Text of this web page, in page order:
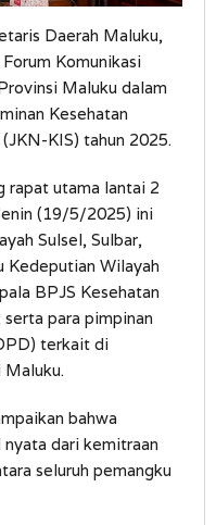
Daerah Maluku,
Komunikasi
Maluku dalam
Kesehatan
KIS) tahun 2025.
rapat utama lantai 2
(19/5/2025) ini
Sulsel, Sulbar,
Kedeputian Wilayah
BPJS Kesehatan
para pimpinan
terkait di
bahwa
dari kemitraan
seluruh pemangku